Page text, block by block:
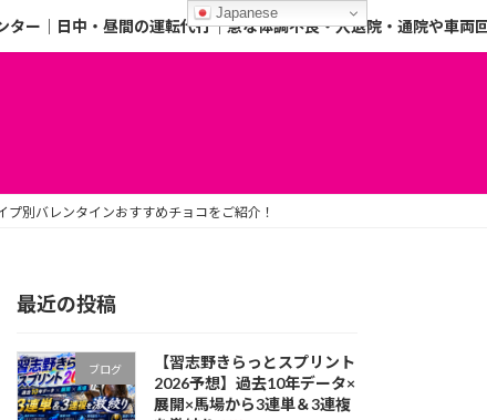
ター｜日中・昼間の運転代行｜急な体調不良・入退院・通院や車両
プ別バレンタインおすすめチョコをご紹介！
最近の投稿
ブログ
【習志野きらっとスプリント
2026予想】過去10年データ×
展開×馬場から3連単＆3連複
Japanese